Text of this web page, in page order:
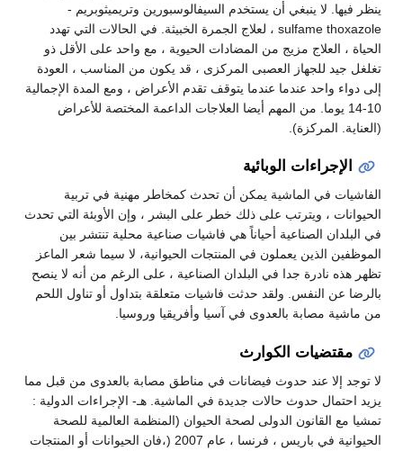
ينظر فيها. لا ينبغي أن يستخدم السيفالوسبورين وتريميثوبريم -
sulfame thoxazole ، لعلاج الجمرة الخبيثة. في الحالات التي تهدد
الحياة ، العلاج مزيج من المضادات الحيوية ، مع واحد على الأقل ذو
تغلغل جيد للجهاز العصبى المركزى ، قد يكون من المناسب ، العودة
إلى دواء واحد عندما عندما يتوقف تقدم الأعراض ، ومع المدة الإجمالية
10-14 يوما. من المهم أيضا العلاجات الداعمة المختصة للأعراض
(العناية. المركزة).
الإجراءات الوبائية
الفاشيات في الماشية يمكن أن تحدث كمخاطر مهنية في تربية
الحيوانات ، ويترتب على ذلك خطر على البشر ، وإن الأوبئة التي تحدث
في البلدان الصناعية أحياناً هي فاشيات صناعية محلية تنتشر بين
الموظفين الذين يعملون في المنتجات الحيوانية، لا سيما شعر الماعز
تظهر هذه نادرة جدا في البلدان الصناعية ، على الرغم من أنه لا ينصح
بالرضا عن النفس. ولقد حدثت فاشيات متعلقة بتداول أو تناول اللحم
من ماشية مصابة بالعدوى في آسيا وأفريقيا وروسيا.
مقتضيات الكوارث
لا توجد إلا عند حدوث فيضانات في مناطق مصابة بالعدوى من قبل مما
يزيد احتمال حدوث حالات جديدة في الماشية. هـ- الإجراءات الدولية :
تمشيا مع القانون الدولى لصحة الحيوان (المنظمة العالمية للصحة
الحيوانية في باريس ، فرنسا ، عام 2007 (،فان الحيوانات أو المنتجات